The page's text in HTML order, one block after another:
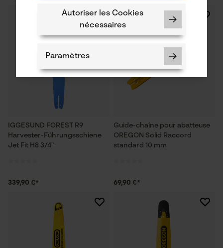
IGGESUND FOREST R9
Harvester-Führungsschiene
Jet Fit H8 3/4"
339,90 €*
Guide-chaîne pour abatteuse
OREGON Solid Raccord
standard 10 mm
NOUVEAU
69,90 €*
Autoriser les Cookies
nécessaires
Paramètres
Sauvegarder les préférences
pour traitement des données